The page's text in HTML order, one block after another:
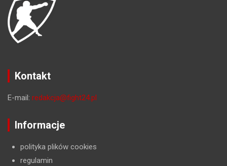
Kontakt
E-mail: redakcja@fight24.pl
Informacje
polityka plików cookies
regulamin